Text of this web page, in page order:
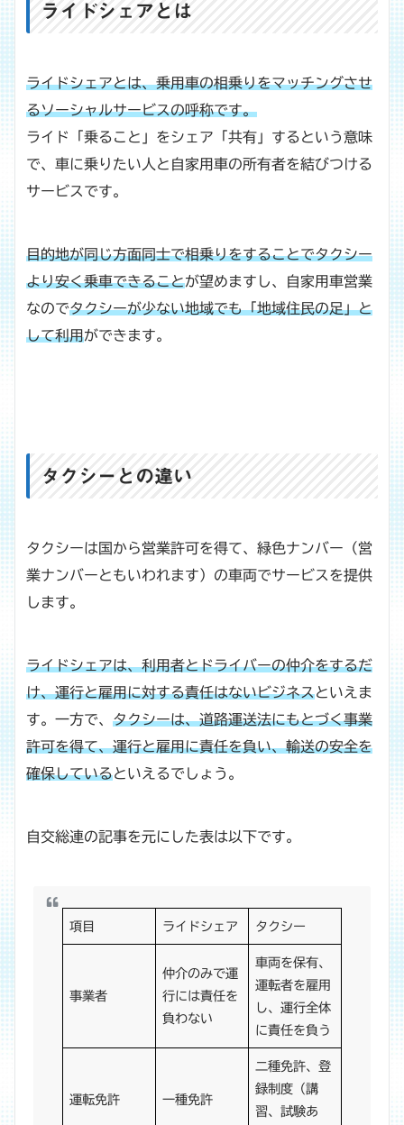
ライドシェアとは
ライドシェアとは、乗用車の相乗りをマッチングさせ
るソーシャルサービスの呼称です。
ライド「乗ること」をシェア「共有」するという意味
で、車に乗りたい人と自家用車の所有者を結びつける
サービスです。
目的地が同じ方面同士で相乗りをすることでタクシー
より安く乗車できることが望めますし、自家用車営業
なのでタクシーが少ない地域でも「地域住民の足」と
して利用ができます。
タクシーとの違い
タクシーは国から営業許可を得て、緑色ナンバー（営
業ナンバーともいわれます）の車両でサービスを提供
します。
ライドシェアは、利用者とドライバーの仲介をするだ
け、運行と雇用に対する責任はないビジネスといえま
す。一方で、 タクシーは、道路運送法にもとづく事業
許可を得て、運行と雇用に責任を負い、輸送の安全を
確保しているといえるでしょう。
自交総連の記事を元にした表は以下です。
項目 ライドシェア タクシー
事業者
仲介のみで運
行には責任を
負わない
車両を保有、
運転者を雇用
し、運行全体
に責任を負う
運転免許 一種免許
二種免許、登
録制度（講
習、試験あ